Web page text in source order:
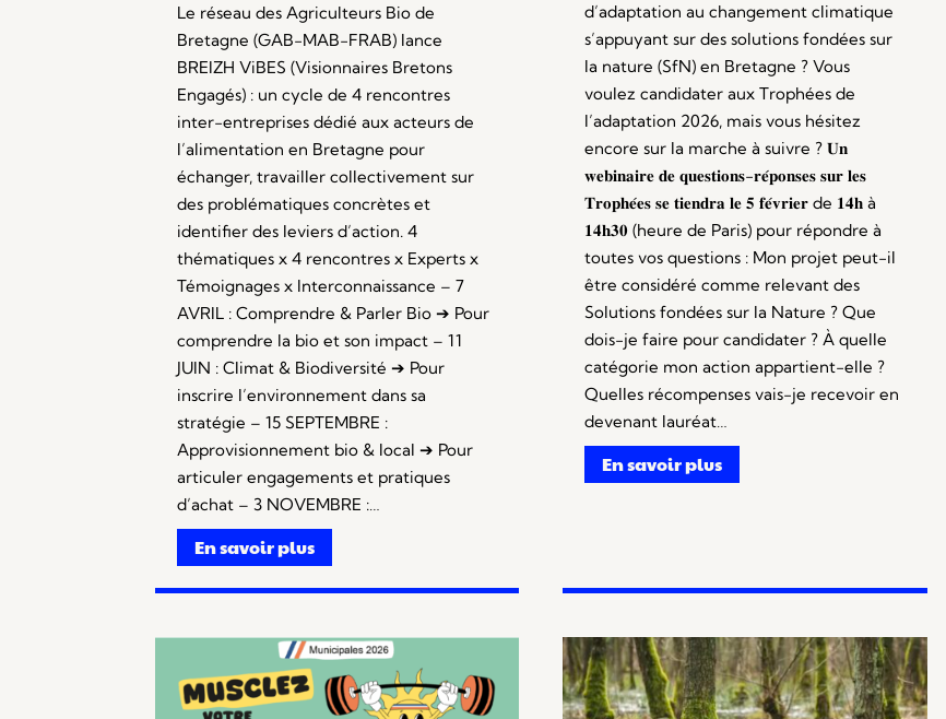
Le réseau des Agriculteurs Bio de
Bretagne (GAB-MAB-FRAB) lance
BREIZH ViBES (Visionnaires Bretons
Engagés) : un cycle de 4 rencontres
inter-entreprises dédié aux acteurs de
l’alimentation en Bretagne pour
échanger, travailler collectivement sur
des problématiques concrètes et
identifier des leviers d’action. 4
thématiques x 4 rencontres x Experts x
Témoignages x Interconnaissance – 7
AVRIL : Comprendre & Parler Bio ➔ Pour
comprendre la bio et son impact – 11
JUIN : Climat & Biodiversité ➔ Pour
inscrire l’environnement dans sa
stratégie – 15 SEPTEMBRE :
Approvisionnement bio & local ➔ Pour
articuler engagements et pratiques
d’achat – 3 NOVEMBRE :…
En savoir plus
d’adaptation au changement climatique
s’appuyant sur des solutions fondées sur
la nature (SfN) en Bretagne ? Vous
voulez candidater aux Trophées de
l’adaptation 2026, mais vous hésitez
encore sur la marche à suivre ? 𝐔𝐧
𝐰𝐞𝐛𝐢𝐧𝐚𝐢𝐫𝐞 𝐝𝐞 𝐪𝐮𝐞𝐬𝐭𝐢𝐨𝐧𝐬-𝐫𝐞́𝐩𝐨𝐧𝐬𝐞𝐬 𝐬𝐮𝐫 𝐥𝐞𝐬
𝐓𝐫𝐨𝐩𝐡𝐞́𝐞𝐬 𝐬𝐞 𝐭𝐢𝐞𝐧𝐝𝐫𝐚 𝐥𝐞 𝟓 𝐟𝐞́𝐯𝐫𝐢𝐞𝐫 de 𝟏𝟒𝐡 à
𝟏𝟒𝐡𝟑𝟎 (heure de Paris) pour répondre à
toutes vos questions : Mon projet peut-il
être considéré comme relevant des
Solutions fondées sur la Nature ? Que
dois-je faire pour candidater ? À quelle
catégorie mon action appartient-elle ?
Quelles récompenses vais-je recevoir en
devenant lauréat…
En savoir plus